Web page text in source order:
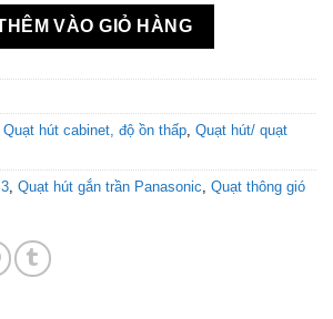
Panasonic Cabinet FV-18NS3 số lượng
VÀO GIỎ HÀNG
Quạt hút cabinet, độ ồn thấp, Quạt hút/ quạt
, Quạt hút gắn trần Panasonic, Quạt thông gió